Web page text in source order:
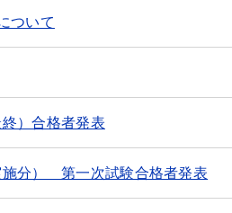
ついて
）合格者発表
分） 第一次試験合格者発表